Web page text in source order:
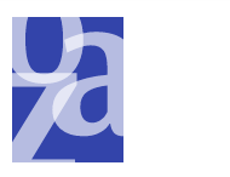
m
K
i
d
n
K
n
d